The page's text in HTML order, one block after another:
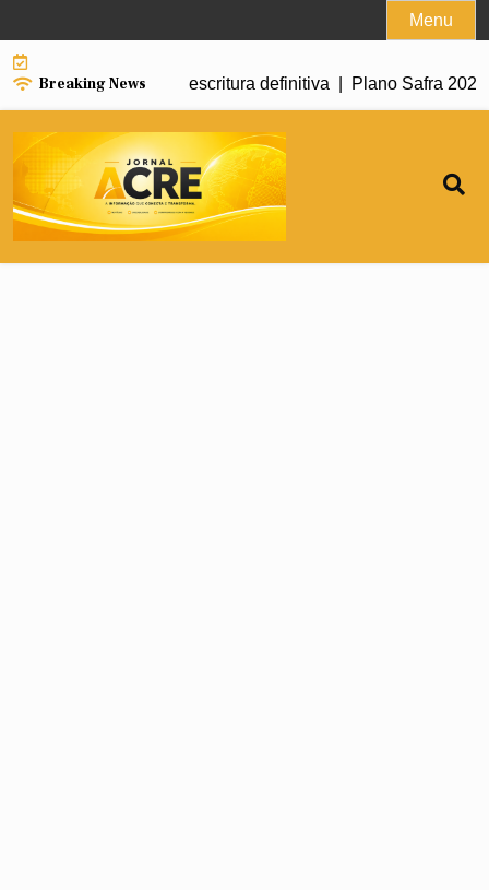
to
content
Menu
Breaking News
conseguir a escritura definitiva |Plano Safra 2026/2027